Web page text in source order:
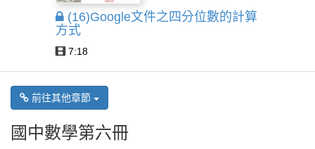
(16)Google文件之四分位數的計算
方式
7:18
前往其他章節
國中數學第六冊